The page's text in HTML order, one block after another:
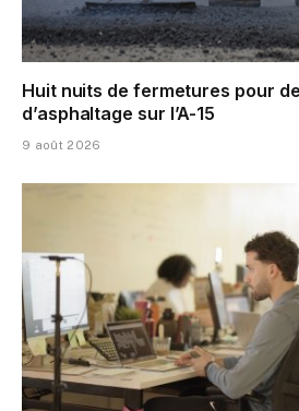
Huit nuits de fermetures pour
d’asphaltage sur l’A-15
9 août 2026